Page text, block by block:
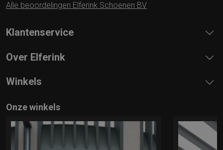
Alle beoordelingen Elferink Schoenen BV
Klantenservice
Over Elferink
Winkels
Onze winkels